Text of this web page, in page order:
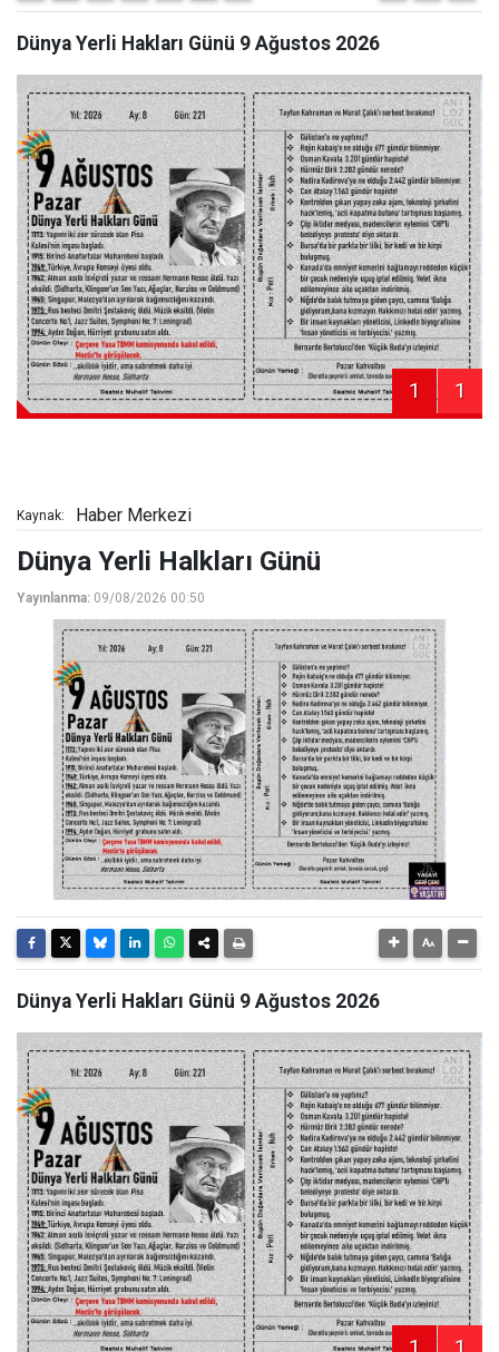
Dünya Yerli Hakları Günü 9 Ağustos 2026
1 1
Kaynak: Haber Merkezi
Dünya Yerli Halkları Günü
Yayınlanma: 09/08/2026 00:50
Dünya Yerli Hakları Günü 9 Ağustos 2026